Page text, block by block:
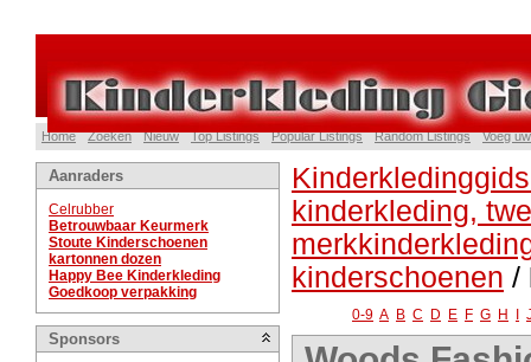
Home Zoeken Nieuw Top Listings Popular Listings Random Listings Voeg
Aanraders
Celrubber
Betrouwbaar Keurmerk
Stoute Kinderschoenen
kartonnen dozen
Happy Bee Kinderkleding
Goedkoop verpakking
Sponsors
kinderkleding,
kinderschoenen /
0-9 A B C D E F G H